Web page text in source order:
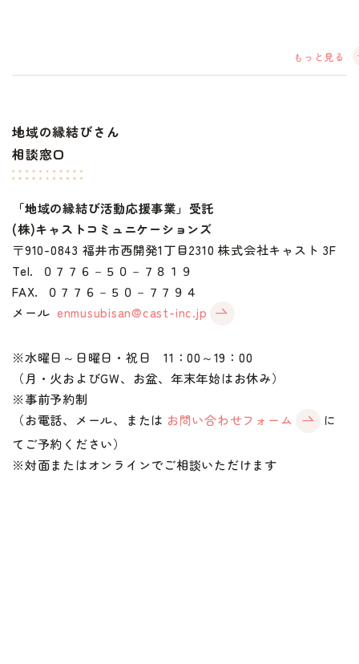
もっと見る
地域の縁結びさん
相談窓口
「地域の縁結び活動応援事業」受託
(株)キャストコミュニケーションズ
〒910-0843 福井市西開発1丁目2310 株式会社キャスト 3F
Tel. ０７７６－５０－７８１９
FAX. ０７７６－５０－７７９４
メール enmusubisan@cast-inc.jp
※水曜日～日曜日・祝日 11：00～19：00
（月・火およびGW、お盆、年末年始はお休み）
※事前予約制
（お電話、メール、または お問い合わせフォーム
に
てご予約ください）
※対面またはオンラインでご相談いただけます